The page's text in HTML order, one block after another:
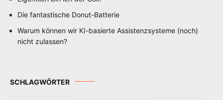
Die fantastische Donut-Batterie
Warum können wir KI-basierte Assistenzsysteme (noch)
nicht zulassen?
SCHLAGWÖRTER